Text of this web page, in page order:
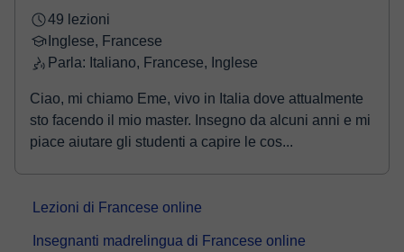
49 lezioni
Inglese, Francese
Parla: Italiano, Francese, Inglese
Ciao, mi chiamo Eme, vivo in Italia dove attualmente
sto facendo il mio master. Insegno da alcuni anni e mi
piace aiutare gli studenti a capire le cos...
Lezioni di Francese online
Insegnanti madrelingua di Francese online